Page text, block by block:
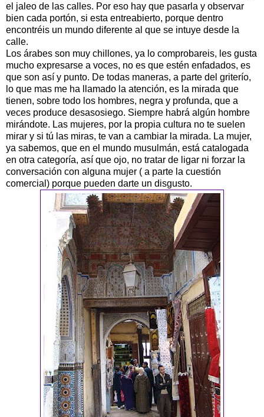
el jaleo de las calles. Por eso hay que pasarla y observar
bien cada portón, si esta entreabierto, porque dentro
encontréis un mundo diferente al que se intuye desde la
calle.
Los árabes son muy chillones, ya lo comprobareis, les gusta
mucho expresarse a voces, no es que estén enfadados, es
que son así y punto. De todas maneras, a parte del griterío,
lo que mas me ha llamado la atención, es la mirada que
tienen, sobre todo los hombres, negra y profunda, que a
veces produce desasosiego. Siempre habrá algún hombre
mirándote. Las mujeres, por la propia cultura no te suelen
mirar y si tú las miras, te van a cambiar la mirada. La mujer,
ya sabemos, que en el mundo musulmán, está catalogada
en otra categoría, así que ojo, no tratar de ligar ni forzar la
conversación con alguna mujer ( a parte la cuestión
comercial) porque pueden darte un disgusto.